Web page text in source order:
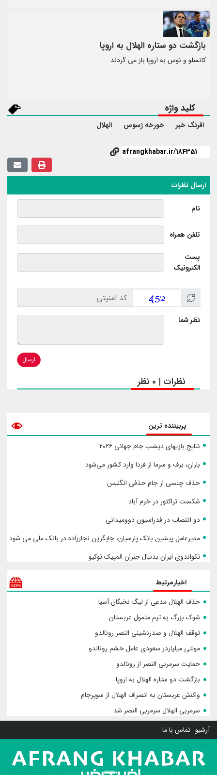
بازگشت دو ستاره الهلال به اروپا
کانسلو و نوس به اروپا باز می گردند
کلید واژه
افرنگ خبر خورخه ژسوس الهلال
ارسال نظرات
نام
تلفن همراه
پست
الکترونیک
نظر شما
ارسال
نظرات | 0 نظر
پربیننده ترین
نتایج بازیهای دیشب جام جهانی ۲۰۲۶
باران، برف و سرما از فردا وارد کشور می‌شود
حذف چلسی از جام حذفی انگلیس
شکست تراکتور در خرم آباد
دو انتصاب در فدراسیون دوومیدانی
مدیرعامل پیشین بانک پارسیان، جایگزین نجارزاده در بانک ملی می شود
تکواندوی ایران بدنبال جبران المپیک توکیو
اخبارمرتبط
حذف الهلال مدعی از لیگ نخبگان آسیا
شوک بزرگ به تیم متمول عربستان
توقف الهلال و صدرنشینی النصر رونالدو
مولتی میلیاردر سعودی عامل خشم رونالدو
حمایت سرمربی النصر از رونالدو
بازگشت دو ستاره الهلال به اروپا
واکنش عربستان به انصراف الهلال از سوپرجام
سرمربی الهلال سرمربی النصر شد
آرشیو تماس با ما